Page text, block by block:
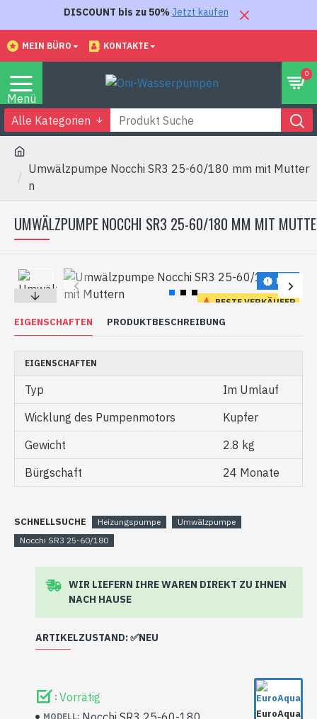
DISCOUNT bis zu 50%Jetzt kaufen
MEIN BÜRO KONTAKTE
0
Alle Kategorien
Umwälzpumpe Nocchi SR3 25-60/180 mm mit Mutter
n
UMWÄLZPUMPE NOCCHI SR3 25-60/180 MM MIT
NEU
BESTE VERKÄUFER
EIGENSCHAFTEN PRODUKTBESCHREIBUNG
EIGENSCHAFTEN
Typ
Im Umlauf
Wicklung des Pumpenmotors
Kupfer
Gewicht
2.8 kg
Bürgschaft
24 Monate
SCHNELLSUCHE Heizungspumpe
Umwälzpumpe
Nocchi SR3 25-60/180
WIR LIEFERN IHRE WAREN DIREKT ZU IHNEN
NACH HAUSE
ARTIKELZUSTAND: ✅NEU
sie wurde noch nie eingebaut und wurde überhaupt
nicht benutzt.
: Vorrätig
MODELL: EuroAqua